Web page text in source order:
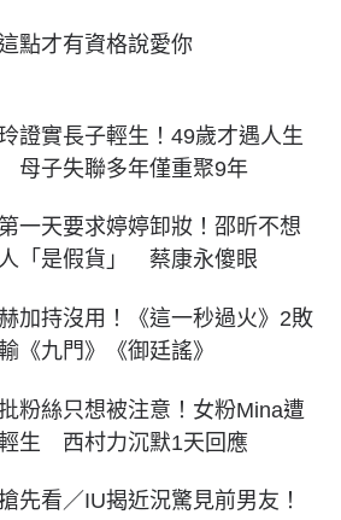
點才有資格說愛你
證實長子輕生！49歲才遇人生
母子失聯多年僅重聚9年
一天要求婷婷卸妝！邵昕不想
「是假貨」 蔡康永傻眼
加持沒用！《這一秒過火》2敗
《九門》《御廷謠》
粉絲只想被注意！女粉Mina遭
生 西村力沉默1天回應
先看／IU揭近況驚見前男友！